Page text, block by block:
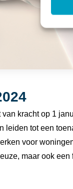
kracht op 1
leiden tot een
voor
maar ook